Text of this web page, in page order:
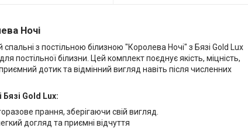
Ночі
з постільною білизною "Королева Ночі" з Бязі Gold Lux
постільної білизни. Цей комплект поєднує якість, міцність,
дотик та відмінний вигляд навіть після численних
Бязі Gold Lux:
прання, зберігаючи свій вигляд.
догляд та приємні відчуття